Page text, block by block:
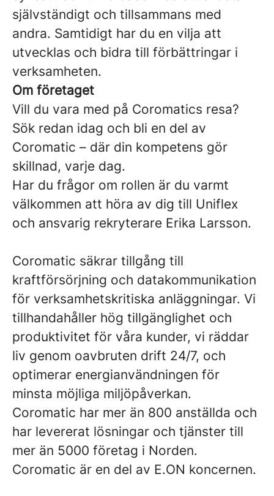
självständigt och tillsammans med
andra. Samtidigt har du en vilja att
utvecklas och bidra till förbättringar i
verksamheten.
Om företaget
Vill du vara med på Coromatics resa?
Sök redan idag och bli en del av
Coromatic – där din kompetens gör
skillnad, varje dag.
Har du frågor om rollen är du varmt
välkommen att höra av dig till Uniflex
och ansvarig rekryterare Erika Larsson.
Coromatic säkrar tillgång till
kraftförsörjning och datakommunikation
för verksamhetskritiska anläggningar. Vi
tillhandahåller hög tillgänglighet och
produktivitet för våra kunder, vi räddar
liv genom oavbruten drift 24/7, och
optimerar energianvändningen för
minsta möjliga miljöpåverkan.
Coromatic har mer än 800 anställda och
har levererat lösningar och tjänster till
mer än 5000 företag i Norden.
Coromatic är en del av E.ON koncernen.